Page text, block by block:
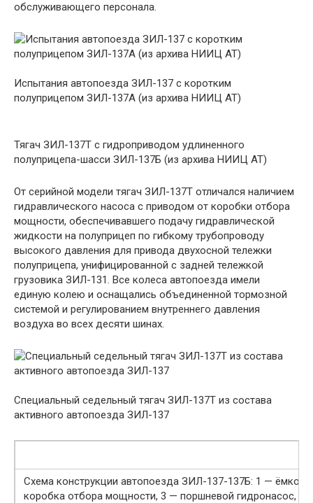
обслуживающего персонала.
Испытания автопоезда ЗИЛ-137 с коротким
полуприцепом ЗИЛ-137А (из архива НИИЦ АТ)
Тягач ЗИЛ-137Т с гидроприводом удлиненного
полуприцепа-шасси ЗИЛ-137Б (из архива НИИЦ АТ)
От серийной модели тягач ЗИЛ-137Т отличался наличием
гидравлического насоса с приводом от коробки отбора
мощности, обеспечивавшего подачу гидравлической
жидкости на полуприцеп по гибкому трубопроводу
высокого давления для привода двухосной тележки
полуприцепа, унифицированной с задней тележкой
грузовика ЗИЛ-131. Все колеса автопоезда имели
единую колею и оснащались объединенной тормозной
системой и регулированием внутреннего давления
воздуха во всех десяти шинах.
Специальный седельный тягач ЗИЛ-137Т из состава
активного автопоезда ЗИЛ-137
Схема конструкции автопоезда ЗИЛ-137-137Б: 1 —
коробка отбора мощности, 3 — поршневой гидронасос, 4